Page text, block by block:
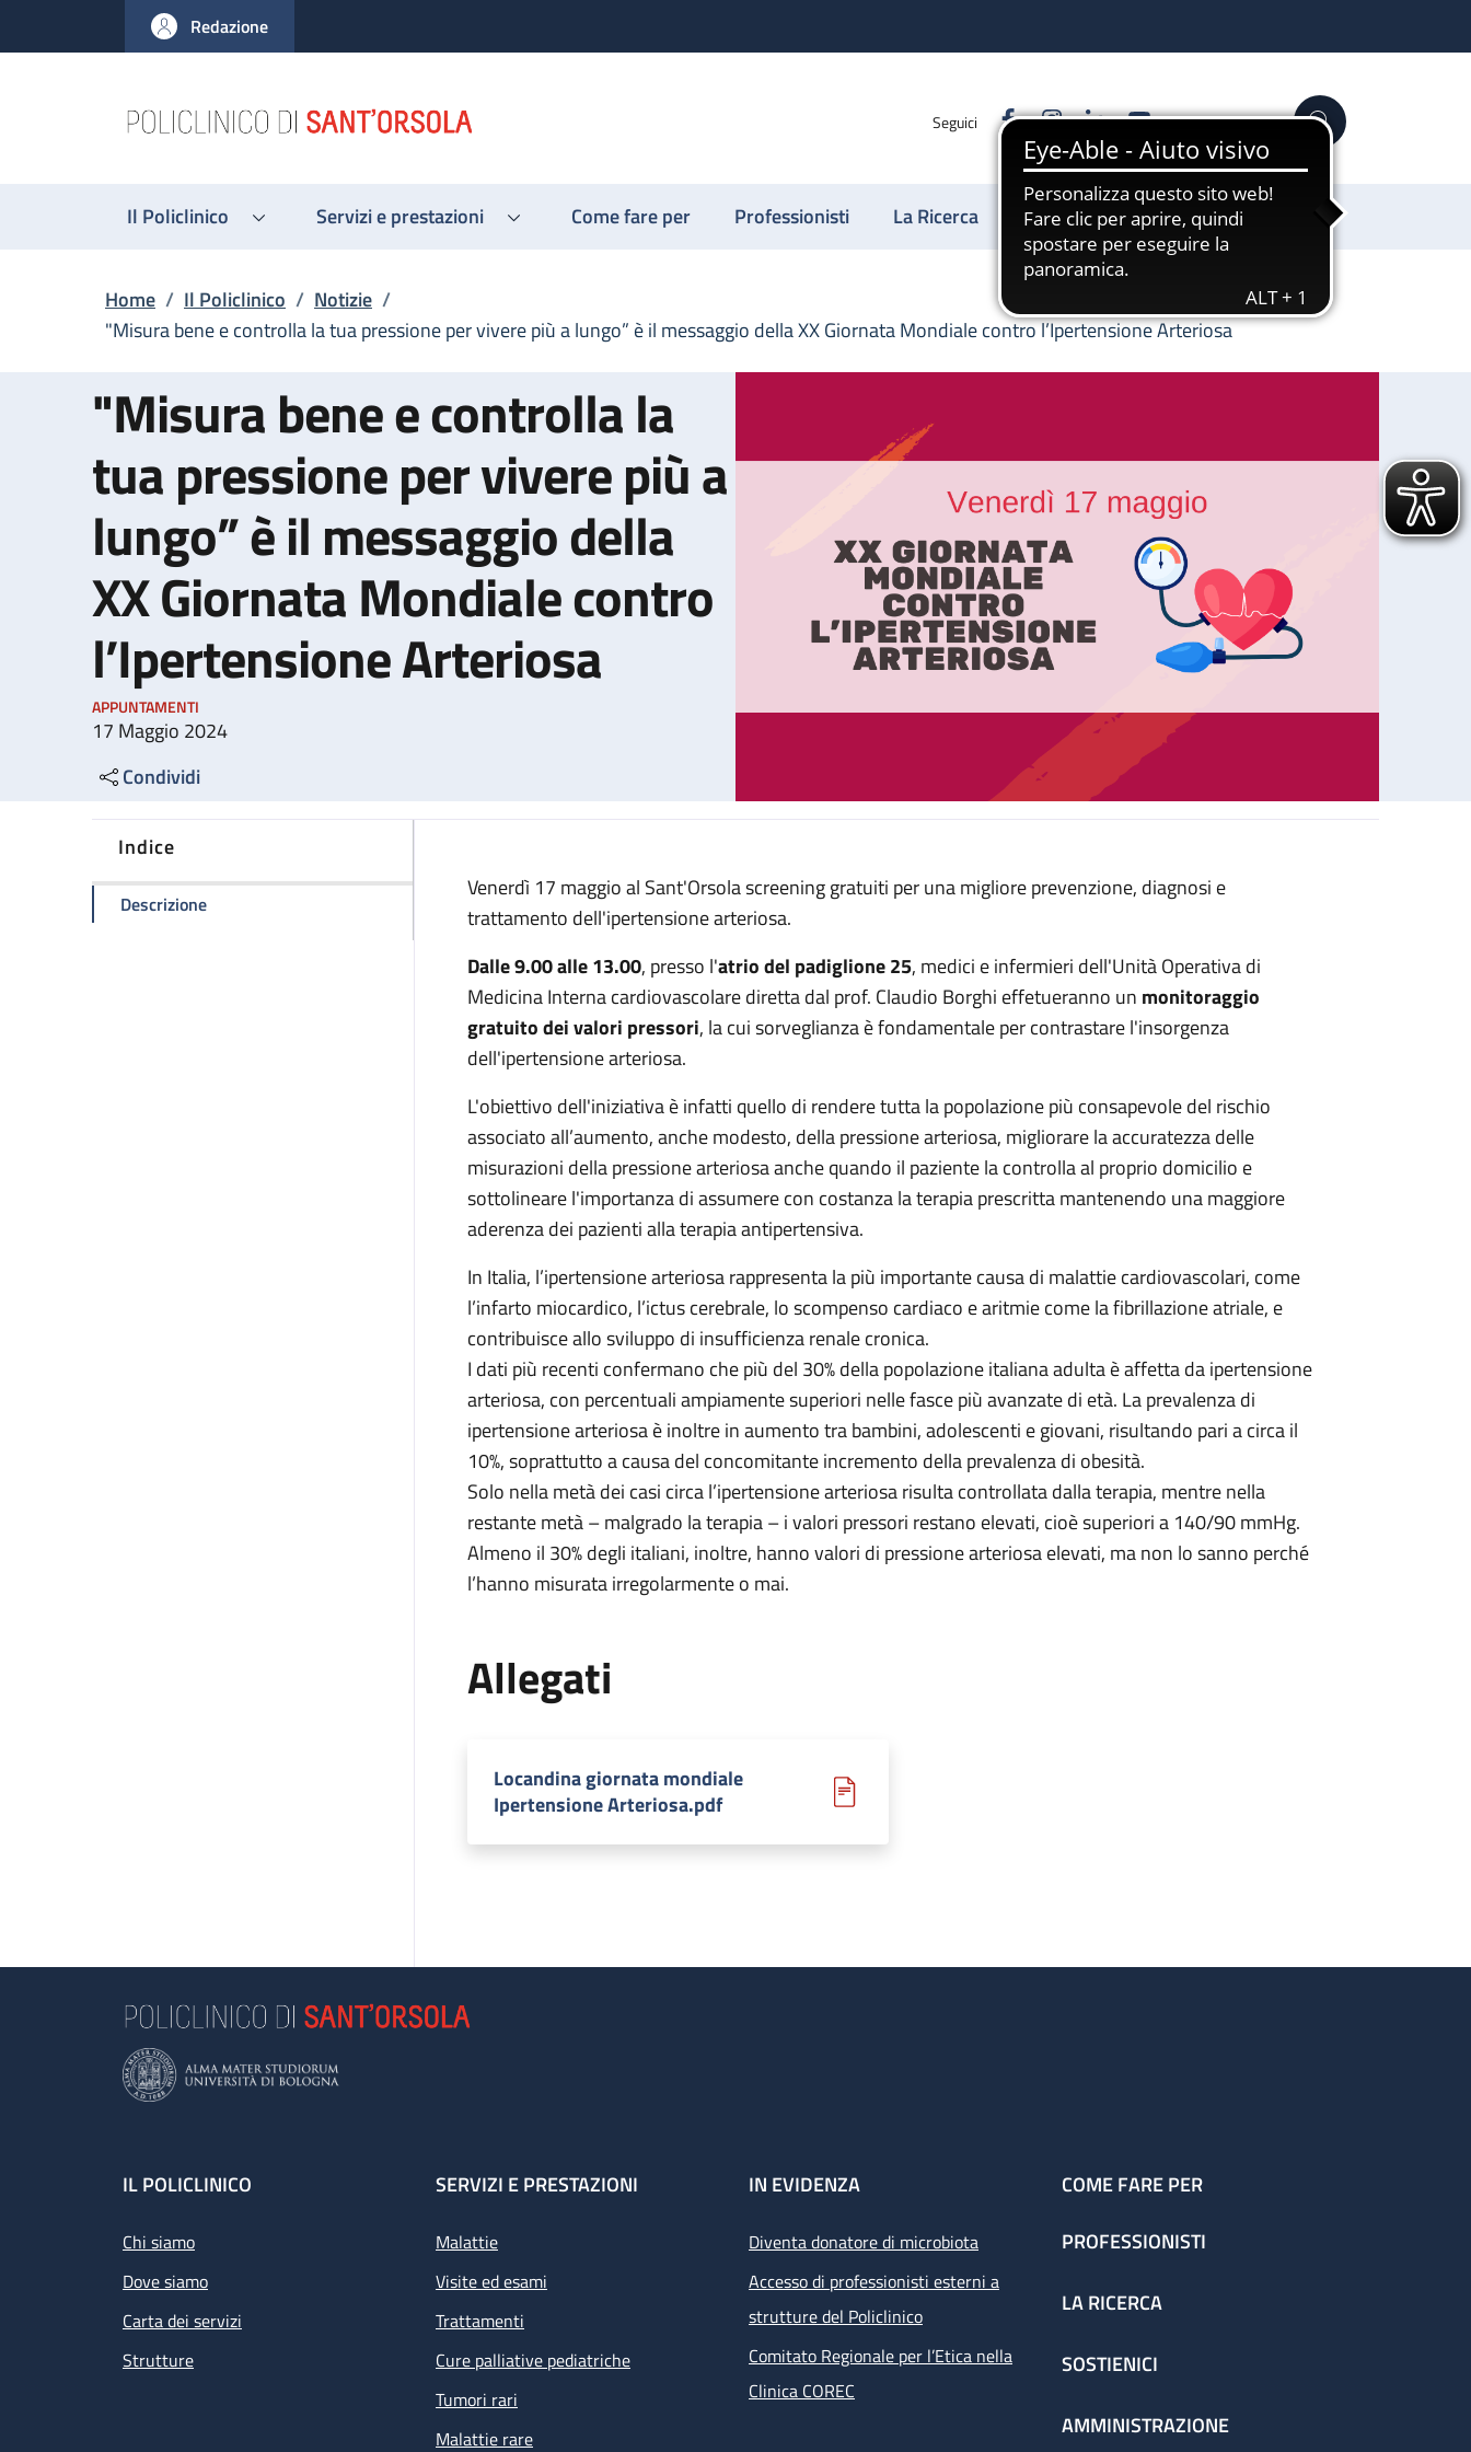
al contenuto principale
to footer content
Redazione
Seguici FacebookInstagram
LinkedinYouTube Cerca
Il Policlinico Servizi e prestazioni Come fare per Professionisti La Ricerca Sostienici
Briciole di pane
Home / Il Policlinico / Notizie /
"Misura bene e controlla la tua pressione per vivere più a lungo” è il messaggio della XX Giornata Mondiale contro l’Ipertensione Arteriosa
"Misura bene e controlla la
tua pressione per vivere più a
lungo” è il messaggio della
XX Giornata Mondiale contro
l’Ipertensione Arteriosa
APPUNTAMENTI
17 Maggio 2024
Condividi
Indice
Descrizionedella pagina "Misura bene e controlla la tua pressione per vivere più a lungo” è il messaggio della XX Giornata Mondiale contro l’Ipertensione Arteriosa
Venerdì 17 maggio al Sant'Orsola screening gratuiti per una migliore prevenzione, diagnosi e
trattamento dell'ipertensione arteriosa.
Dalle 9.00 alle 13.00, presso l'atrio del padiglione 25, medici e infermieri dell'Unità Operativa di
Medicina Interna cardiovascolare diretta dal prof. Claudio Borghi effetueranno un monitoraggio
gratuito dei valori pressori, la cui sorveglianza è fondamentale per contrastare l'insorgenza
dell'ipertensione arteriosa.
L'obiettivo dell'iniziativa è infatti quello di rendere tutta la popolazione più consapevole del rischio
associato all’aumento, anche modesto, della pressione arteriosa, migliorare la accuratezza delle
misurazioni della pressione arteriosa anche quando il paziente la controlla al proprio domicilio e
sottolineare l'importanza di assumere con costanza la terapia prescritta mantenendo una maggiore
aderenza dei pazienti alla terapia antipertensiva.
In Italia, l’ipertensione arteriosa rappresenta la più importante causa di malattie cardiovascolari, come
l’infarto miocardico, l’ictus cerebrale, lo scompenso cardiaco e aritmie come la fibrillazione atriale, e
contribuisce allo sviluppo di insufficienza renale cronica.
I dati più recenti confermano che più del 30% della popolazione italiana adulta è affetta da ipertensione
arteriosa, con percentuali ampiamente superiori nelle fasce più avanzate di età. La prevalenza di
ipertensione arteriosa è inoltre in aumento tra bambini, adolescenti e giovani, risultando pari a circa il
10%, soprattutto a causa del concomitante incremento della prevalenza di obesità.
Solo nella metà dei casi circa l’ipertensione arteriosa risulta controllata dalla terapia, mentre nella
restante metà – malgrado la terapia – i valori pressori restano elevati, cioè superiori a 140/90 mmHg.
Almeno il 30% degli italiani, inoltre, hanno valori di pressione arteriosa elevati, ma non lo sanno perché
l’hanno misurata irregolarmente o mai.
Allegati
Locandina giornata mondiale
Ipertensione Arteriosa.pdf
Footer
IL POLICLINICO
Chi siamo
Dove siamo
Carta dei servizi
Strutture
SERVIZI E PRESTAZIONI
Malattie
Visite ed esami
Trattamenti
Cure palliative pediatriche
Tumori rari
Malattie rare
IN EVIDENZA
Diventa donatore di microbiota
Accesso di professionisti esterni a
strutture del Policlinico
Comitato Regionale per l’Etica nella
Clinica COREC
COME FARE PER
PROFESSIONISTI
LA RICERCA
SOSTIENICI
AMMINISTRAZIONE